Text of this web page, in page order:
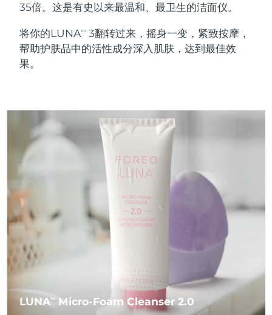
35倍。这是有史以来最温和、最卫生的洁面仪。
将你的LUNATM
3翻转过来，摇身一变，紧致按摩，
帮助护肤品中的活性成分深入肌肤，达到最佳效
果。
LUNATM Micro-Foam Cleanser 2.0
LUNA™ 4 Plus
Massage, LED heating
For men, anti-aging massage
LUNA™ 4 mini
For young skin, T-zone
LUNA™ 4 go
For travel or gym bag
LUNA™ 护肤
Premium cleansers & balm
BEAR™ 2 go
Microcurrent toning on-the-go
Microcurrent line smoothing device
面部提拉护理
Premium anti-aging skincare
BEAR™ 设备
All premium facelift devices
UFO™ 3 套装
Near-infrared and red light therapy
device
UFO™ 3 mini
Red light therapy device for young skin
UFO™ 3 go
Portable red light therapy
Rejuvenation & hydration
issa™ 4
issa™ 4 plus
Smart hybrid silicone sonic toothbrush
issa™ 4 smile
Hybrid silicone sonic toothbrush
issa™ 4 baby
For ages 0-3
issa™ Teeth Whitening Set
Dual LED + sonic device & 18% PAP gel
FAQ™ 抗老护理
抗老
FAQ™ 101
Clinical anti-aging
FAQ™ 102
Advanced clinical anti-aging
FAQ™ 103
Luxurious clinical anti-aging set
LED治疗
FAQ™ 201
LED mask
FAQ™ 202
LED mask
FAQ™ 211
Anti-aging neck & décolleté LED mask
生发
FAQ™ 301
LED hair strengthening scalp massager
FAQ™ Scalp Serum
Scalp recovery probiotic serum
肌肤年轻化
NEW
FAQ™ 501
Full-Spectrum Red Light Therapy
FAQ™ 502
Full-Spectrum Red Light Therapy
NEW
波斯尼亚和黑塞哥维那 预计送达日期12/08/2026
文莱 预计送达日期14/08/2026
保加利亚
智利 预计送达日期
中国
哥伦比亚 预计送达日期13/08/2026
克罗地亚 09/08/2026
塞浦路斯 10/08/2026
捷克 09/08/2026
丹麦 预计送达日期 09/08/2026